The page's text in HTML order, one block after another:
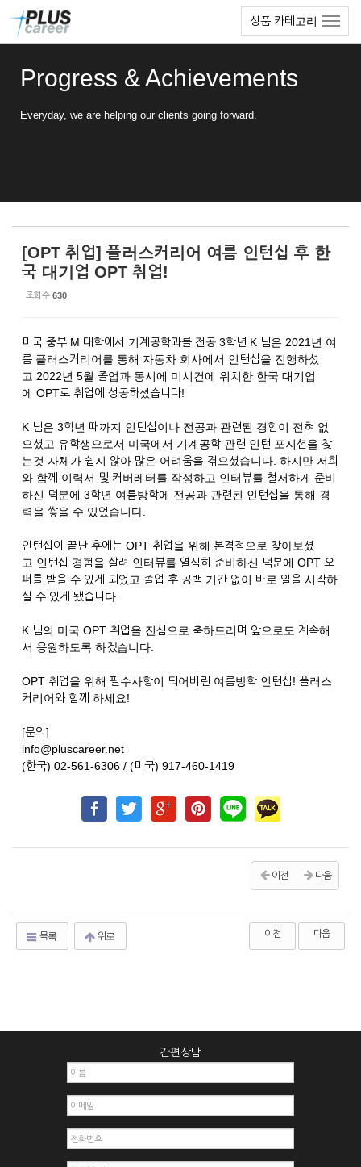
상품 카테고리
Progress & Achievements
Everyday, we are helping our clients going forward.
[OPT 취업] 플러스커리어 여름 인턴십 후 한
국 대기업 OPT 취업!
조회 수 630
미국 중부 M 대학에서 기계공학과를 전공 3학년 K 님은 2021년 여
름 플러스커리어를 통해 자동차 회사에서 인턴십을 진행하셨
고 2022년 5월 졸업과 동시에 미시건에 위치한 한국 대기업
에 OPT로 취업에 성공하셨습니다!
K 님은 3학년 때까지 인턴십이나 전공과 관련된 경험이 전혀 없
으셨고 유학생으로서 미국에서 기계공학 관련 인턴 포지션을 찾
는것 자체가 쉽지 않아 많은 어려움을 겪으셨습니다. 하지만 저희
와 함께 이력서 및 커버레터를 작성하고 인터뷰를 철저하게 준비
하신 덕분에 3학년 여름방학에 전공과 관련된 인턴십을 통해 경
력을 쌓을 수 있었습니다.
인턴십이 끝난 후에는 OPT 취업을 위해 본격적으로 찾아보셨
고 인턴십 경험을 살려 인터뷰를 열심히 준비하신 덕분에 OPT 오
퍼를 받을 수 있게 되었고 졸업 후 공백 기간 없이 바로 일을 시작하
실 수 있게 됐습니다.
K 님의 미국 OPT 취업을 진심으로 축하드리며 앞으로도 계속해
서 응원하도록 하겠습니다.
OPT 취업을 위해 필수사항이 되어버린 여름방학 인턴십! 플러스
커리어와 함께 하세요!
[문의]
info@pluscareer.net
(한국) 02-561-6306 / (미국) 917-460-1419
이전 다음
목록 위로 이전 다음
간편상담